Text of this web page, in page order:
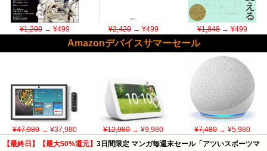
¥1,200→ ¥499 ¥2,420→ ¥499 ¥1,848→ ¥499
Amazonデバイスサマーセール
¥47,980→ ¥37,980 ¥12,980→ ¥9,980 ¥7,480→ ¥5,980
【最終日】【最大50%還元】 3日間限定 マンガ毎週末セール「アツいスポーツマ